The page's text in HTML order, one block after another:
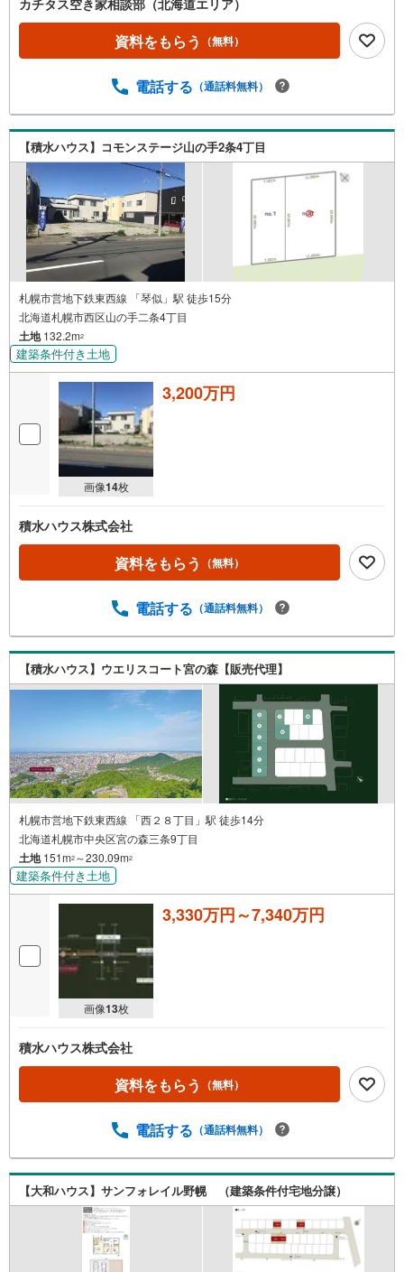
カチタス空き家相談部（北海道エリア）
資料をもらう （無料）
電話する （通話料無料）
【積水ハウス】コモンステージ山の手2条4丁目
札幌市営地下鉄東西線 「琴似」駅 徒歩15分
北海道札幌市西区山の手二条4丁目
土地132.2m2
建築条件付き土地
画像14枚
3,200万円
積水ハウス株式会社
資料をもらう （無料）
電話する （通話料無料）
【積水ハウス】ウエリスコート宮の森【販売代理】
札幌市営地下鉄東西線 「西２８丁目」駅 徒歩14分
北海道札幌市中央区宮の森三条9丁目
土地151m2 ～230.09m2
建築条件付き土地
画像13枚
3,330万円～7,340万円
積水ハウス株式会社
資料をもらう （無料）
電話する （通話料無料）
【大和ハウス】サンフォレイル野幌 （建築条件付宅地分譲）